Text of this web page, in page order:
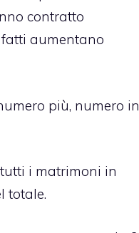
contratto
aumentano
più, numero in
i matrimoni in
totale.